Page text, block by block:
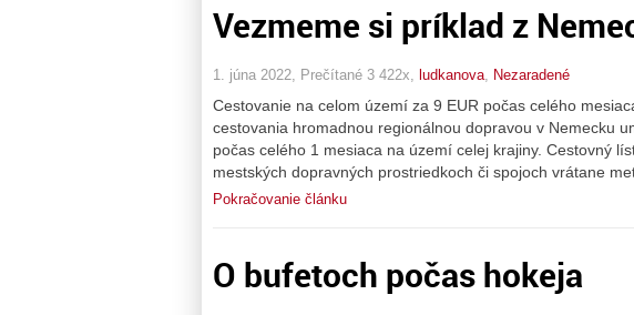
Vezmeme si príklad z
1. júna 2022, Prečítané 3 422x, ludkanova, Nezaradené
Cestovanie na celom území za 9 EUR počas celého
cestovania hromadnou regionálnou dopravou v Nemecku
počas celého 1 mesiaca na území celej krajiny. Cestovný
mestských dopravných prostriedkoch či spojoch vrátane
Pokračovanie článku
O bufetoch počas hokeja